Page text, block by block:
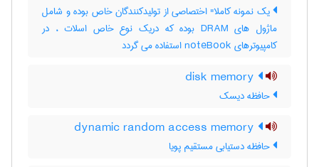
یک نمونه کاملا" اختصاصی از تولیدکنندگان خاص بوده و شامل
ماژول های DRAM بوده که دریک نوع خاص اسلات ، در
کامپیوترهای noteBook استفاده می گردد
حافظه دیسک
حافظه دستیابی مستقیم پویا